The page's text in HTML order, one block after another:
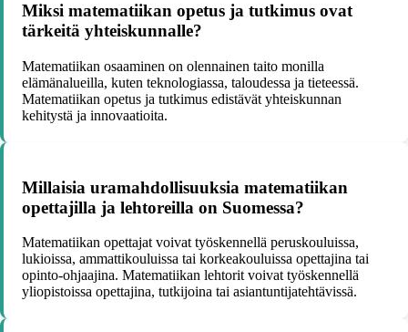
Miksi matematiikan opetus ja tutkimus ovat
tärkeitä yhteiskunnalle?
Matematiikan osaaminen on olennainen taito monilla
elämänalueilla, kuten teknologiassa, taloudessa ja tieteessä.
Matematiikan opetus ja tutkimus edistävät yhteiskunnan
kehitystä ja innovaatioita.
Millaisia uramahdollisuuksia matematiikan
opettajilla ja lehtoreilla on Suomessa?
Matematiikan opettajat voivat työskennellä peruskouluissa,
lukioissa, ammattikouluissa tai korkeakouluissa opettajina tai
opinto-ohjaajina. Matematiikan lehtorit voivat työskennellä
yliopistoissa opettajina, tutkijoina tai asiantuntijatehtävissä.